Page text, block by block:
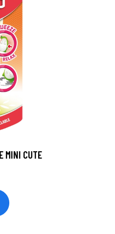
MINI CUTE